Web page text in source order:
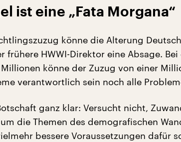
ist eine „Fata Morgana“
könne die Alterung
frühere HWWI-Direktor eine Absage. Bei
könne der Zuzug von einer
verantwortlich sein noch alle
ganz klar: Versucht nicht,
die Themen des demografischen
bessere Voraussetzungen dafür